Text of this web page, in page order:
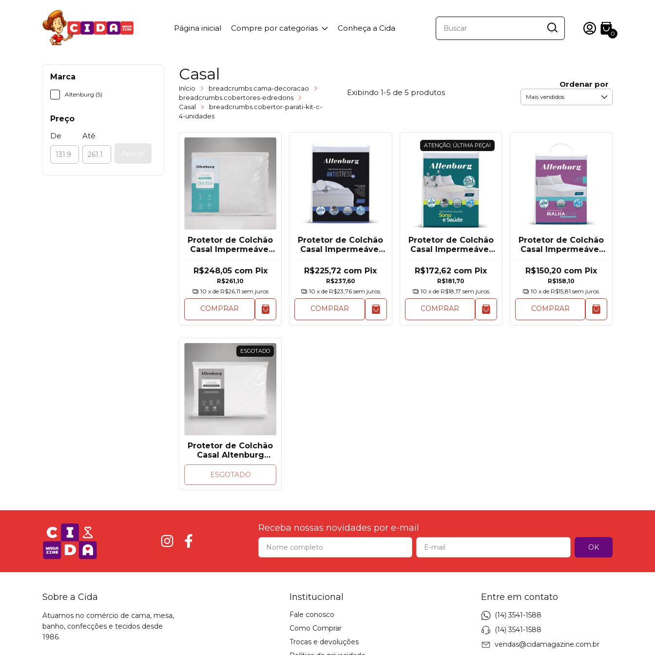
Página inicial Compre por categorias Conheça a Cida
0
Marca
Altenburg (5)
Preço
De
Até
Aplicar
Casal
Início
breadcrumbs.cama-decoracao
breadcrumbs.cobertores-edredons
Casal
breadcrumbs.cobertor-parati-kit-c-
4-unidades
Exibindo 1-5 de 5 produtos
Ordenar por
Protetor de Colchão
Casal Impermeável
R$261,10
R$248,05 com Pix
10 x de R$26,11 sem juros
COMPRAR
Protetor de Colchão
Casal Impermeável
R$237,60
R$225,72 com Pix
10 x de R$23,76 sem juros
COMPRAR
ATENÇÃO, ÚLTIMA PEÇA!
Protetor de Colchão
Casal Impermeável
Saúde
R$181,70
R$172,62 com Pix
10 x de R$18,17 sem juros
COMPRAR
Protetor de Colchão
Casal Impermeável
R$158,10
R$150,20 com Pix
10 x de R$15,81 sem juros
COMPRAR
ESGOTADO
Protetor de Colchão
Casal Altenburg
Impermeável Toque
Acetinado Branco
ESGOTADO
Receba nossas novidades por e-mail
Sobre a Cida
Atuamos no comércio de cama, mesa,
banho, confecções e tecidos desde
1986.
Institucional
Fale conosco
Como Comprar
Trocas e devoluções
Entre em contato
(14) 3541-1588
(14) 3541-1588
vendas@cidamagazine.com.br